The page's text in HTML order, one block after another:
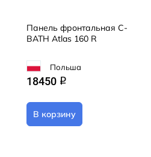
Панель фронтальная C-
BATH Atlas 160 R
Польша
18450 q
В корзину